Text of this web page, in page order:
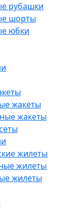
рубашки
шорты
юбки
жакеты
жакеты
жилеты
жилеты
жилеты